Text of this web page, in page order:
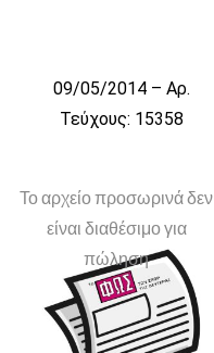
09/05/2014 – Αρ.
Τεύχους: 15358
Το αρχείο προσωρινά δεν
είναι διαθέσιμο για
πώληση